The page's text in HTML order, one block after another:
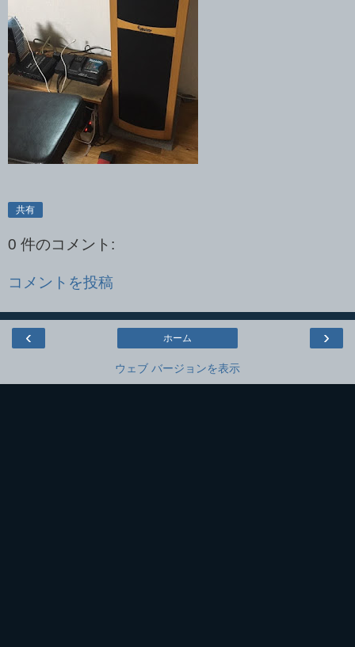
共有
0 件のコメント:
コメントを投稿
‹ ›
ホーム
ウェブ バージョンを表示